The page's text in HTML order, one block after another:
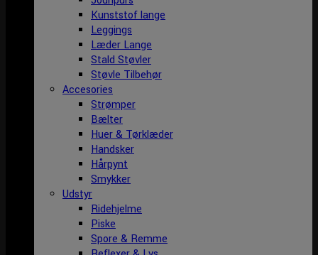
Kunststof lange
Leggings
Læder Lange
Stald Støvler
Støvle Tilbehør
Accesories
Strømper
Bælter
Huer & Tørklæder
Handsker
Hårpynt
Smykker
Udstyr
Ridehjelme
Piske
Spore & Remme